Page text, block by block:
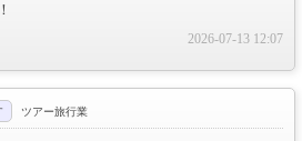
2026-07-13 12:07
ツアー旅行業